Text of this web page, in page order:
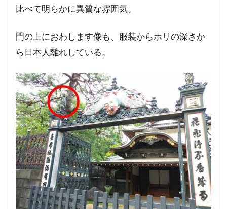
比べて明らかに異質な雰囲気。
門の上におわします像も、服装からホリの深さか
ら日本人離れしている。